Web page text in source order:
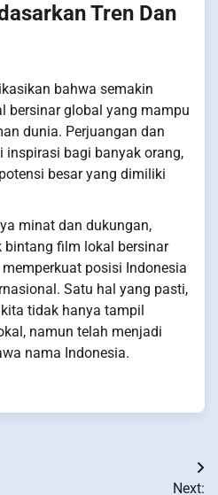
Tren Dan
bahwa semakin
bersinar global yang mampu
dunia. Perjuangan dan
inspirasi bagi banyak orang,
besar yang dimiliki
minat dan dukungan,
film lokal bersinar
posisi Indonesia
Satu hal yang pasti,
tidak hanya tampil
namun telah menjadi
nama Indonesia.
Next: